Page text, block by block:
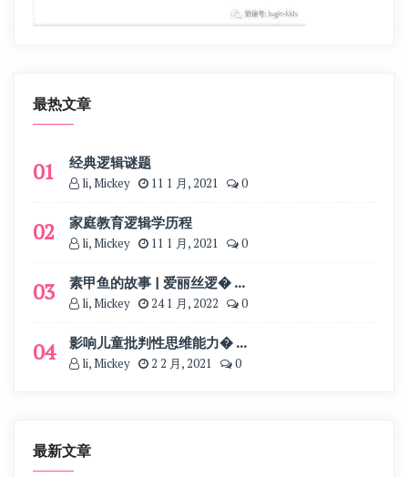
最热文章
01 经典逻辑谜题
li, Mickey 11 1 月, 2021 0
02 家庭教育逻辑学历程
li, Mickey 11 1 月, 2021 0
03 素甲鱼的故事 | 爱丽丝逻� ...
li, Mickey 24 1 月, 2022 0
04 影响儿童批判性思维能力� ...
li, Mickey 2 2 月, 2021 0
最新文章